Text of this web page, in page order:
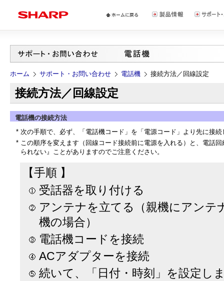
ホーム サポート・お問い合わせ 電話機 接続方法／回線設定
接続方法／回線設定
電話機の接続方法
* 次の手順で、必ず、「電話機コード」を「電源コード」より先に接
* この順序を変えます（回線コード接続前に電源を入れる）と、電話
られない』ことがありますのでご注意ください。
【手順 】
受話器を取り付ける
アンテナを立てる（親機にアンテ
機の場合）
電話機コードを接続
ACアダプターを接続
続いて、「日付・時刻」を設定し